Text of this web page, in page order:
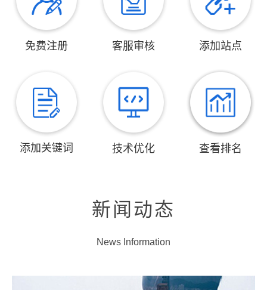
免费注册 客服审核 添加站点
添加关键词 技术优化 查看排名
新闻动态
News Information